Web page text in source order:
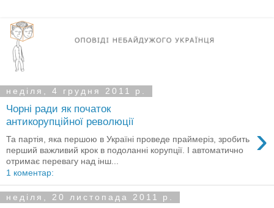
неділя, 4 грудня 2011 р.
Чорні ради як початок
антикорупційної революції
›
Та партія, яка першою в Україні проведе праймеріз, зробить
перший важливий крок в подоланні корупції. І автоматично
отримає перевагу над інш...
1 коментар:
неділя, 20 листопада 2011 р.